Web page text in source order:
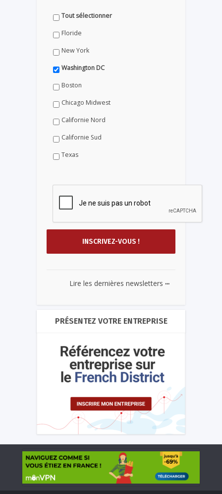
Tout sélectionner
Floride
New York
Washington DC
Boston
Chicago Midwest
Californie Nord
Californie Sud
Texas
Lire les dernières newsletters ...
PRÉSENTEZ VOTRE ENTREPRISE